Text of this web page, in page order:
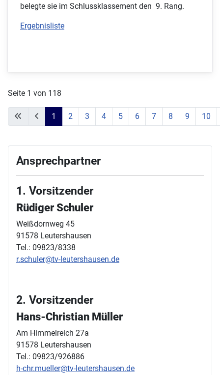
belegte sie im Schlussklassement den 9. Rang.
Ergebnisliste
Seite 1 von 118
1 2 3 4 5 6 7 8 9 10
Ansprechpartner
1. Vorsitzender
Rüdiger Schuler
Weißdornweg 45
91578 Leutershausen
Tel.: 09823/8338
r.schuler@tv-leutershausen.de
2. Vorsitzender
Hans-Christian Müller
Am Himmelreich 27a
91578 Leutershausen
Tel.: 09823/926886
h-chr.mueller@tv-leutershausen.de